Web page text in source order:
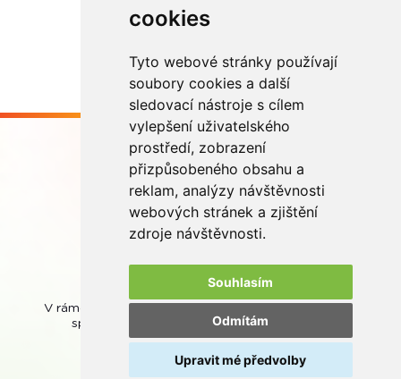
cookies
Tyto webové stránky používají
soubory cookies a další
sledovací nástroje s cílem
vylepšení uživatelského
prostředí, zobrazení
přizpůsobeného obsahu a
reklam, analýzy návštěvnosti
webových stránek a zjištění
zdroje návštěvnosti.
Souhlasím
Odmítám
Upravit mé předvolby
Buďme ve spojení
© REMA Systém
Nastavení cookies
V rámci zpětného odběru odpadních přenosných baterií
spolupracujeme se společnostíREMA Battery